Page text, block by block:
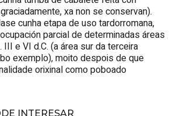
xa non se conservan).
cunha etapa de uso tardorromana,
parcial de determinadas áreas
e VI d.C. (a área sur da terceira
exemplo), moito despois de que
orixinal como poboado
INTERESAR